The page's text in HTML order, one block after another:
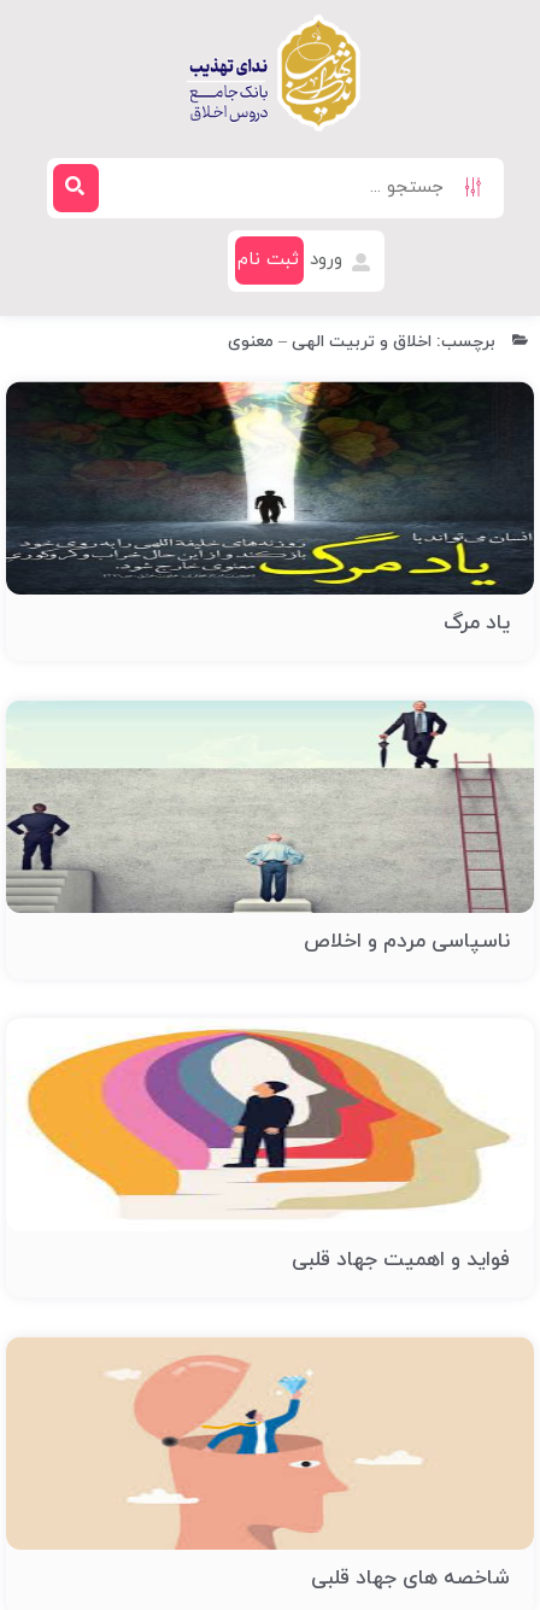
ورود ثبت نام
برچسب: اخلاق و تربیت الهی – معنوی
یاد مرگ
ناسپاسی مردم و اخلاص
فواید و اهمیت جهاد قلبی
شاخصه های جهاد قلبی